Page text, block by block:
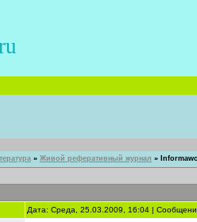
» Живой реферативный журнал »
Дата: Среда, 25.03.2009, 16:04 |